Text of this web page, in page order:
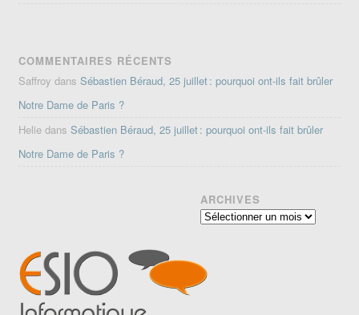
COMMENTAIRES RÉCENTS
Saffroy dansSébastien Béraud, 25 juillet : pourquoi ont-ils fait brûler
Notre Dame de Paris ?
Helie dansSébastien Béraud, 25 juillet : pourquoi ont-ils fait brûler
Notre Dame de Paris ?
ARCHIVES
Archives